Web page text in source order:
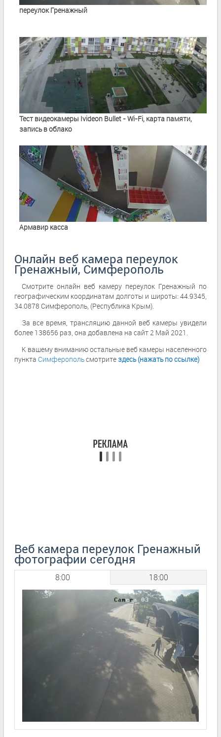
переулок Гренажный
Тест видеокамеры Ivideon Bullet - Wi-Fi, карта памяти,
запись в облако
Армавир касса
Онлайн веб камера переулок
Гренажный, Симферополь
Смотрите онлайн веб камеру переулок Гренажный по
географическим координатам долготы и широты: 44.9345,
34.0878 Симферополь, (Республика Крым).
За все время, трансляцию данной веб камеры увидели
более 138656 раз, она добавлена на сайт 2 Май 2021.
К вашему вниманию остальные веб камеры населенного
пункта Симферопольсмотрите здесь (нажать по ссылке)
Веб камера переулок Гренажный
фотографии сегодня
8:00 18:00